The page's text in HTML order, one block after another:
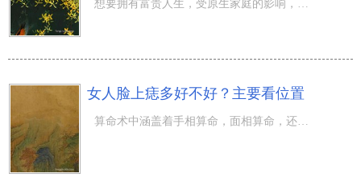
女人脸上痣多好不好？主要看位置
算命术中涵盖着手相算命，面相算命，还有痣相算命，你知道吗？一颗痣的位置也是可以预算未来的，都是面上无